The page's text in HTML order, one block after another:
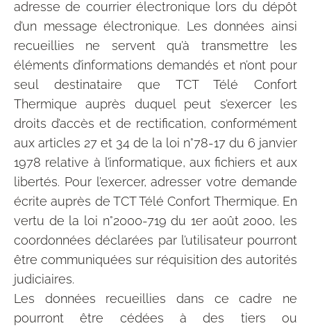
adresse de courrier électronique lors du dépôt
d’un message électronique. Les données ainsi
recueillies ne servent qu’à transmettre les
éléments d’informations demandés et n’ont pour
seul destinataire que TCT Télé Confort
Thermique auprès duquel peut s’exercer les
droits d’accès et de rectification, conformément
aux articles 27 et 34 de la loi n°78-17 du 6 janvier
1978 relative à l’informatique, aux fichiers et aux
libertés. Pour l’exercer, adresser votre demande
écrite auprès de TCT Télé Confort Thermique. En
vertu de la loi n°2000-719 du 1er août 2000, les
coordonnées déclarées par l’utilisateur pourront
être communiquées sur réquisition des autorités
judiciaires.
Les données recueillies dans ce cadre ne
pourront être cédées à des tiers ou